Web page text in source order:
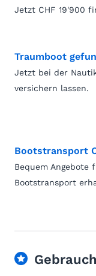
Jetzt CHF 19'900
Traumboot
Jetzt bei der
versichern lassen.
Bootstransport
Bequem Angebote
Bootstransport